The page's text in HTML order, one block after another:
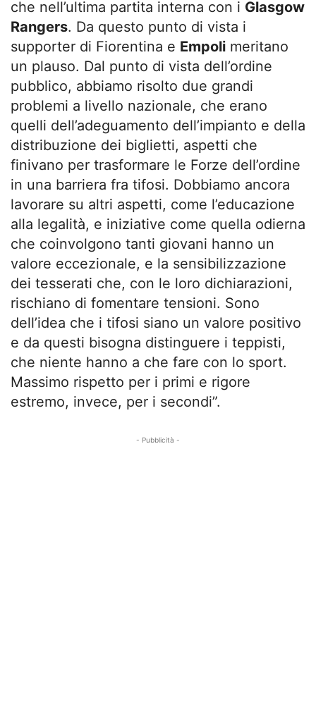
che nell’ultima partita interna con i Glasgow
Rangers. Da questo punto di vista i
supporter di Fiorentina e Empoli meritano
un plauso. Dal punto di vista dell’ordine
pubblico, abbiamo risolto due grandi
problemi a livello nazionale, che erano
quelli dell’adeguamento dell’impianto e della
distribuzione dei biglietti, aspetti che
finivano per trasformare le Forze dell’ordine
in una barriera fra tifosi. Dobbiamo ancora
lavorare su altri aspetti, come l’educazione
alla legalità, e iniziative come quella odierna
che coinvolgono tanti giovani hanno un
valore eccezionale, e la sensibilizzazione
dei tesserati che, con le loro dichiarazioni,
rischiano di fomentare tensioni. Sono
dell’idea che i tifosi siano un valore positivo
e da questi bisogna distinguere i teppisti,
che niente hanno a che fare con lo sport.
Massimo rispetto per i primi e rigore
estremo, invece, per i secondi”.
- Pubblicità -